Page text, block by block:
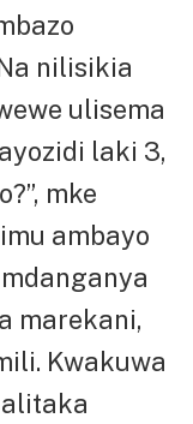
nilisikia
ulisema
laki 3,
mke
ambayo
marekani,
Kwakuwa